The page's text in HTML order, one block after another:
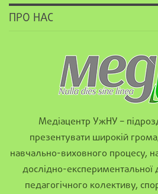
ПРО НАС
Медіацентр УжНУ –
презентувати широкій
навчально-виховного процесу,
дослідно-експериментальної
педагогічного колективу,